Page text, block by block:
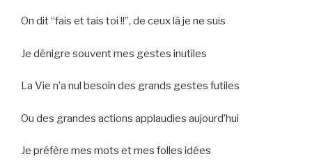
On dit “fais et tais toi !!”, de ceux là je ne suis
Je dénigre souvent mes gestes inutiles
La Vie n’a nul besoin des grands gestes futiles
Ou des grandes actions applaudies aujourd’hui
Je préfère mes mots et mes folles idées